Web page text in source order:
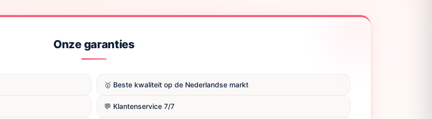
Onze garanties
🥇 Beste kwaliteit op de Nederlandse markt
💬 Klantenservice 7/7